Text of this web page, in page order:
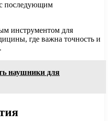
с последующим
инструментом для
где важна точность и
наушники для